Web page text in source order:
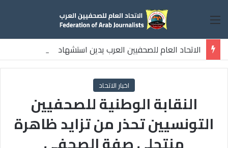
القائمة
الاتحاد العام للصحفيين العرب يدين استشهاد
ثلاثة صحفيين فلسطينيين باستهداف إسرائيلي وسط قطاع غزة
اخبار الاتحاد
النقابة الوطنية للصحفيين
التونسيين تحذر من تزايد ظاهرة